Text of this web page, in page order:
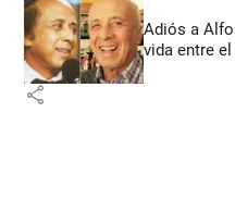
Adiós a
vida entre
share